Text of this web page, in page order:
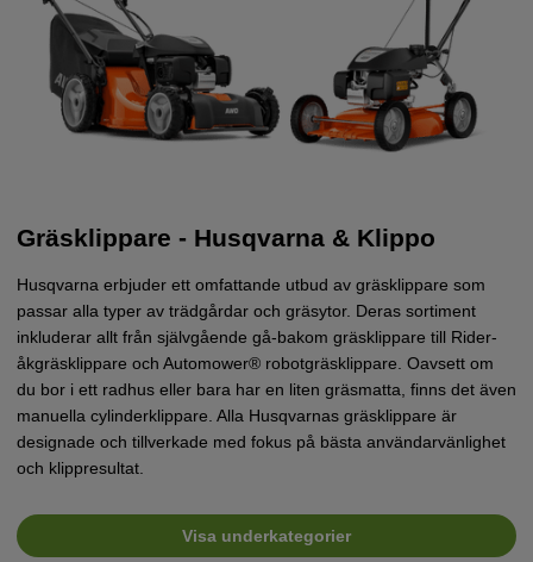
Gräsklippare - Husqvarna & Klippo
Husqvarna erbjuder ett omfattande utbud av gräsklippare som
passar alla typer av trädgårdar och gräsytor. Deras sortiment
inkluderar allt från självgående gå-bakom gräsklippare till Rider-
åkgräsklippare och Automower® robotgräsklippare. Oavsett om
du bor i ett radhus eller bara har en liten gräsmatta, finns det även
manuella cylinderklippare. Alla Husqvarnas gräsklippare är
designade och tillverkade med fokus på bästa användarvänlighet
och klippresultat.
Visa underkategorier